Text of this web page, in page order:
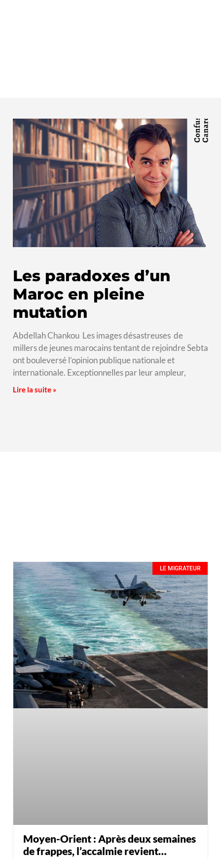
Les paradoxes d’un
Maroc en pleine
mutation
Abdellah Chankou Les images désastreuses de
millers de jeunes marocains tentant de rejoindre Sebta
ont bouleversé l’opinion publique nationale et
internationale. Exceptionnelles par leur ampleur,
Lire la suite »
LE MIGRATEUR
Moyen-Orient : Après deux semaines
de frappes, l’accalmie revient…